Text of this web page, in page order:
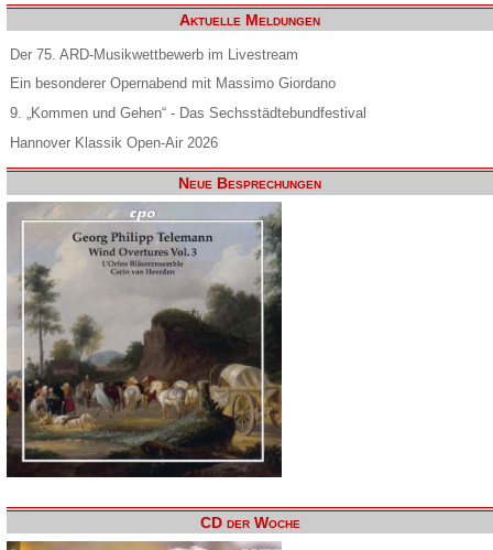
Aktuelle Meldungen
Der 75. ARD-Musikwettbewerb im Livestream
Ein besonderer Opernabend mit Massimo Giordano
9. „Kommen und Gehen“ - Das Sechsstädtebundfestival
Hannover Klassik Open-Air 2026
Neue Besprechungen
CD der Woche